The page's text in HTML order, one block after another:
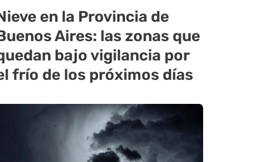
en la Provincia de
Aires: las zonas que
bajo vigilancia por
frío de los próximos días